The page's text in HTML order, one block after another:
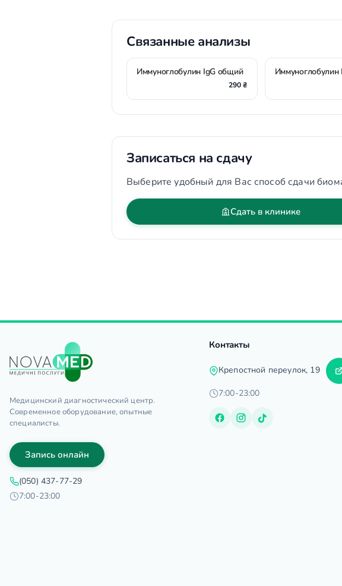
Связанные анализы
Иммуноглобулин IgG общий
290 ₴
Записаться на сдачу
Выберите удобный для Вас способ сдачи
Сдать в клинике
Медицинский диагностический центр.
Современное оборудование, опытные
специалисты.
Запись онлайн
(050) 437-77-29
7:00-23:00
Контакты
Крепостной переулок, 19
7:00-23:00